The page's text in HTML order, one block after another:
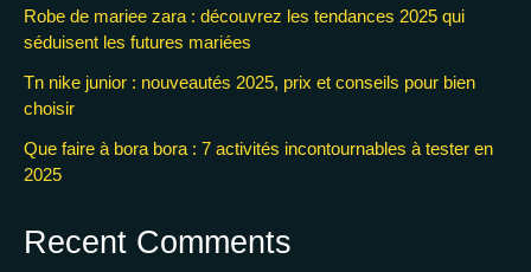
Robe de mariee zara : découvrez les tendances 2025 qui
séduisent les futures mariées
Tn nike junior : nouveautés 2025, prix et conseils pour bien
choisir
Que faire à bora bora : 7 activités incontournables à tester en
2025
Recent Comments